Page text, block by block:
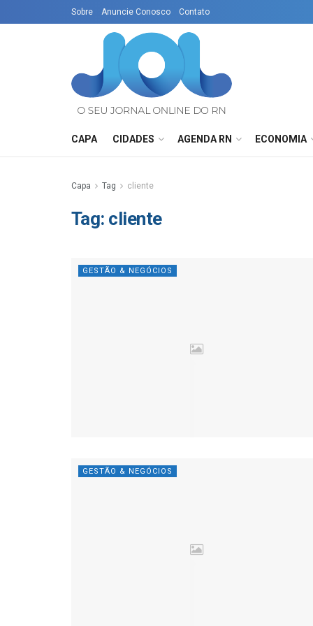
Sobre Anuncie Conosco Contato
CAPA CIDADES AGENDA RN ECONOMIA
Capa Tag cliente
Tag: cliente
GESTÃO & NEGÓCIOS
GESTÃO & NEGÓCIOS